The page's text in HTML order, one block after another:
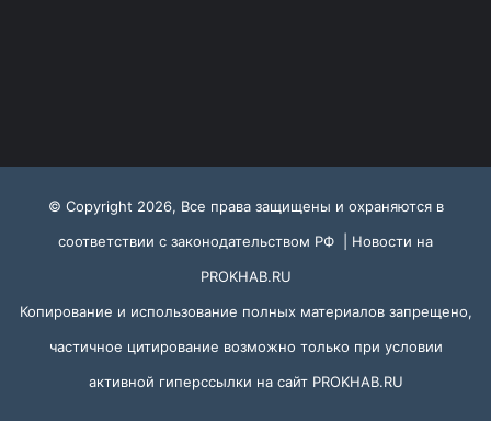
© Copyright 2026, Все права защищены и охраняются в
соответствии с законодательством РФ | Новости на
PROKHAB.RU
Копирование и использование полных материалов запрещено,
частичное цитирование возможно только при условии
активной гиперссылки на сайт PROKHAB.RU